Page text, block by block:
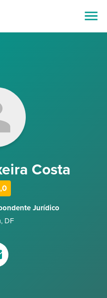
Costa
Jurídico
, DF